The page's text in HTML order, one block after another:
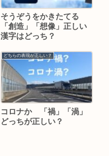
そうぞうをかきたてる
「創造」「想像」正しい
漢字はどっち？
どちらの表現が正しい？
コロナか 「禍」「渦」
どっちが正しい？